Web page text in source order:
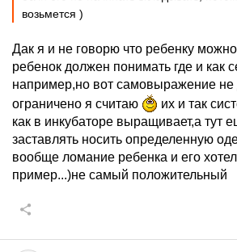
возьмется )
Дак я и не говорю что ребенку
ребенок должен понимать где и как
например,но вот самовыражение
ограничено я считаю
их и так
как в инкубаторе выращивает,а тут
заставлять носить определенную
вообще ломание ребенка и его
пример...)не самый положительный